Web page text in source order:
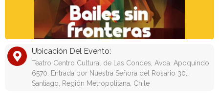
Ubicación Del Evento:
Teatro Centro Cultural de Las Condes, Avda. Apoquindo
6570. Entrada por Nuestra Señora del Rosario 30.,
Santiago, Región Metropolitana, Chile